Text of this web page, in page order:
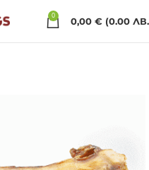
0 0,00 € (0.00